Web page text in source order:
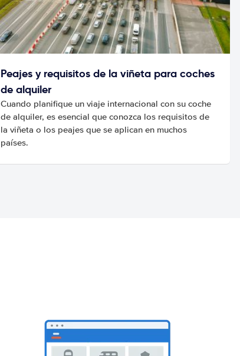
Peajes y requisitos de la viñeta para coches
de alquiler
Cuando planifique un viaje internacional con su coche
de alquiler, es esencial que conozca los requisitos de
la viñeta o los peajes que se aplican en muchos
países.